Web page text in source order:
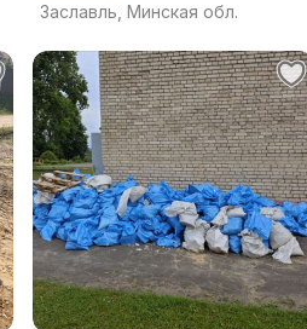
Заславль, Минская обл.